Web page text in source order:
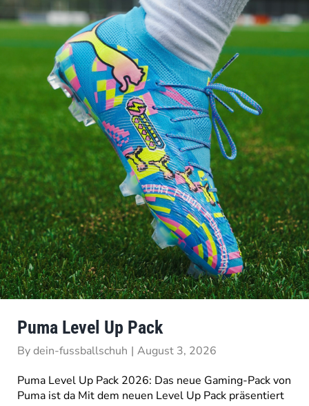
Puma Level Up Pack
Bydein-fussballschuh | August 3, 2026
Puma Level Up Pack 2026: Das neue Gaming-Pack von
Puma ist da Mit dem neuen Level Up Pack präsentiert